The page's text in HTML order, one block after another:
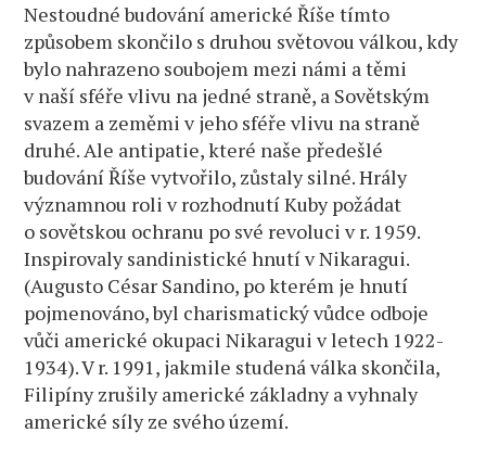
Nestoudné budování americké Říše tímto
způsobem skončilo s druhou světovou válkou, kdy
bylo nahrazeno soubojem mezi námi a těmi
v naší sféře vlivu na jedné straně, a Sovětským
svazem a zeměmi v jeho sféře vlivu na straně
druhé. Ale antipatie, které naše předešlé
budování Říše vytvořilo, zůstaly silné. Hrály
významnou roli v rozhodnutí Kuby požádat
o sovětskou ochranu po své revoluci v r. 1959.
Inspirovaly sandinistické hnutí v Nikaragui.
(Augusto César Sandino, po kterém je hnutí
pojmenováno, byl charismatický vůdce odboje
vůči americké okupaci Nikaragui v letech 1922-
1934). V r. 1991, jakmile studená válka skončila,
Filipíny zrušily americké základny a vyhnaly
americké síly ze svého území.